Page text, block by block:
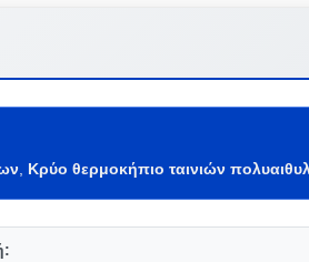
Κρύο θερμοκήπιο ταινιών